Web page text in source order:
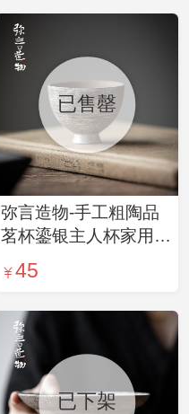
已售罄
弥言造物-手工粗陶品
茗杯鎏银主人杯家用喝
茶杯子复古单杯功夫茶
具套装
45
已下架